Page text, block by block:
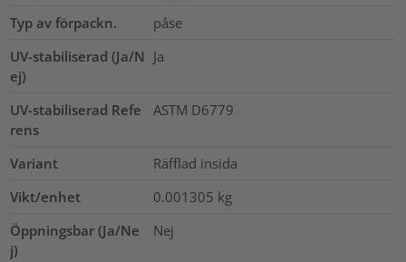
Typ av förpackn.
påse
UV-stabiliserad (Ja/N
ej)
Ja
UV-stabiliserad Refe
rens
ASTM D6779
Variant
Räfflad insida
Vikt/enhet
0.001305 kg
Öppningsbar (Ja/Ne
j)
Nej